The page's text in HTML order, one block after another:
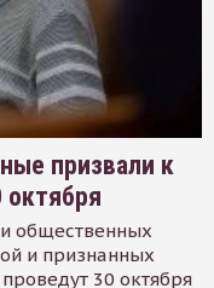
призвали к
октября
общественных
и признанных
30 октября